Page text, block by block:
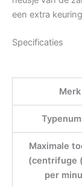
een extra
Specificaties
Merk
Maximale
(centrifuge
per